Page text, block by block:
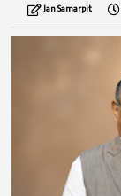
Jan Samarpit